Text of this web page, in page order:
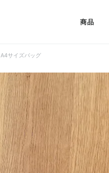
商品
A4サイズバッグ